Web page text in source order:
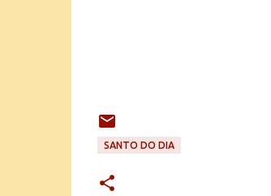
SANTO DO DIA